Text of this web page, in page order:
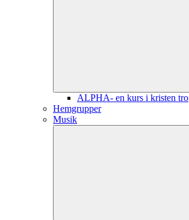
ALPHA- en kurs i kristen tro
Hemgrupper
Musik